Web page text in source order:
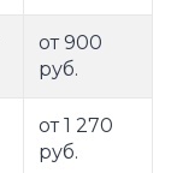
от 900
руб.
от 1 270
руб.